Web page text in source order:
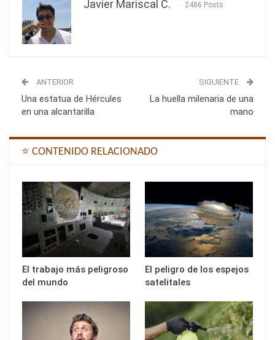
Javier Mariscal C. 2486 Posts
ANTERIOR
Una estatua de Hércules
en una alcantarilla
SIGUIENTE
La huella milenaria de una
mano
⭐ CONTENIDO RELACIONADO
El trabajo más peligroso
del mundo
El peligro de los espejos
satelitales